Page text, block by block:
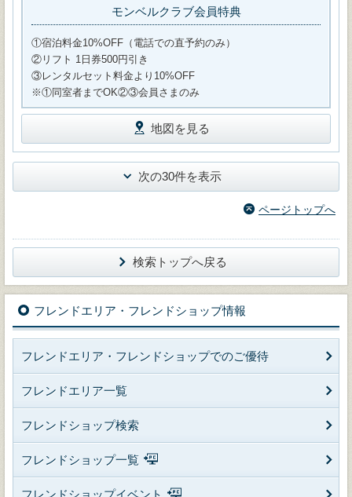
モンベルクラブ会員特典
①宿泊料金10%OFF（電話での直予約のみ）
②リフト 1日券500円引き
③レンタルセット料金より10%OFF
※①同室者までOK②③会員さまのみ
地図を見る
次の30件を表示
ページトップへ
検索トップへ戻る
フレンドエリア・フレンドショップ情報
フレンドエリア・フレンドショップでのご優待
フレンドエリア一覧
フレンドショップ検索
フレンドショップ一覧
フレンドショップイベント